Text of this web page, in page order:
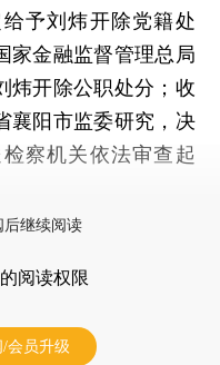
予刘炜开除党籍处
家金融监督管理总局
炜开除公职处分；收
襄阳市监委研究，决
察机关依法审查起
后继续阅读
阅读权限
/会员升级